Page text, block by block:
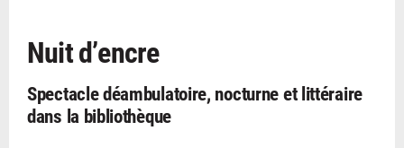
Nuit d’encre
Spectacle déambulatoire, nocturne et littéraire
dans la bibliothèque